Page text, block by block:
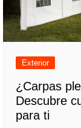
Exterior
¿Carpas
Descubre
para ti